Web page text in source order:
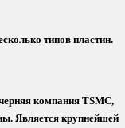
типов пластин.
компания TSMC,
Является крупнейшей